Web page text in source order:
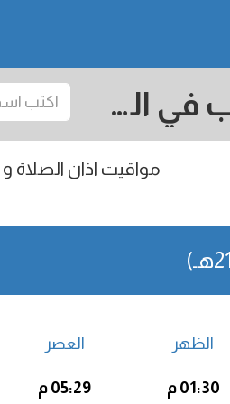
ميلانو: مواقيت الصلاة اذان الفجر و المغرب في اليوم - إيطاليا
مواقيت اذان الصلاة و
الظهر
01:30 م
العصر
05:29 م